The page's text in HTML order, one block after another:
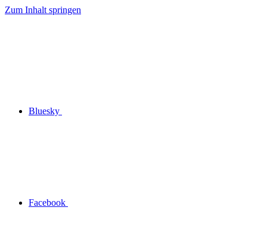
Zum Inhalt springen
Bluesky
Facebook